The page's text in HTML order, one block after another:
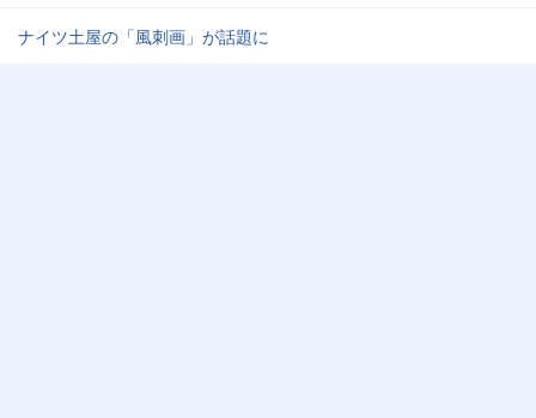
ナイツ土屋の「風刺画」が話題に